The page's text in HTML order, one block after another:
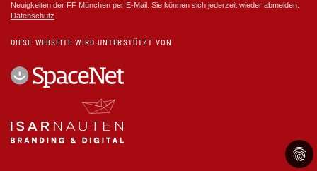
Neuigkeiten der FF München per E-Mail. Sie können sich jederzeit wieder abmelden.
Datenschutz
DIESE WEBSEITE WIRD UNTERSTÜTZT VON